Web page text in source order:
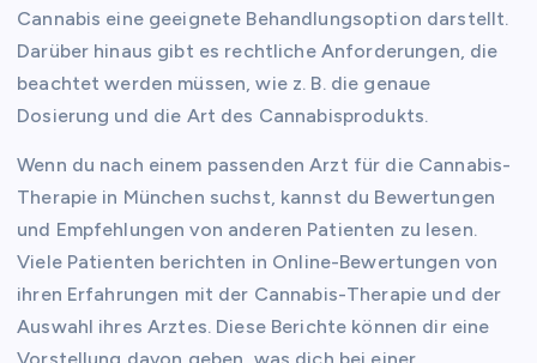
Cannabis eine geeignete Behandlungsoption darstellt.
Darüber hinaus gibt es rechtliche Anforderungen, die
beachtet werden müssen, wie z. B. die genaue
Dosierung und die Art des Cannabisprodukts.
Wenn du nach einem passenden Arzt für die Cannabis-
Therapie in München suchst, kannst du Bewertungen
und Empfehlungen von anderen Patienten zu lesen.
Viele Patienten berichten in Online-Bewertungen von
ihren Erfahrungen mit der Cannabis-Therapie und der
Auswahl ihres Arztes. Diese Berichte können dir eine